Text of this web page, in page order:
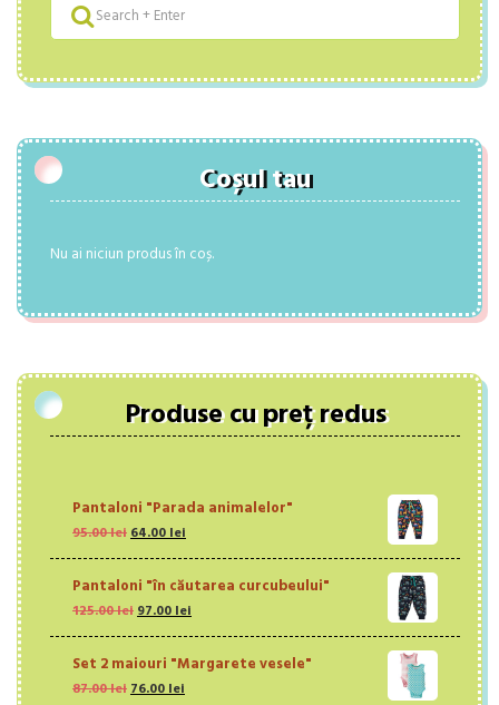
Coșul tau
Nu ai niciun produs în coș.
Produse cu preț redus
Pantaloni "Parada animalelor"
95.00lei Prețul
fost:
95.00 lei.
64.00lei
64.00 lei.
Pantaloni "în căutarea curcubeului"
125.00lei Prețul
fost:
125.00 lei.
97.00lei
97.00 lei.
Set 2 maiouri "Margarete vesele"
87.00lei Prețul
76.00lei